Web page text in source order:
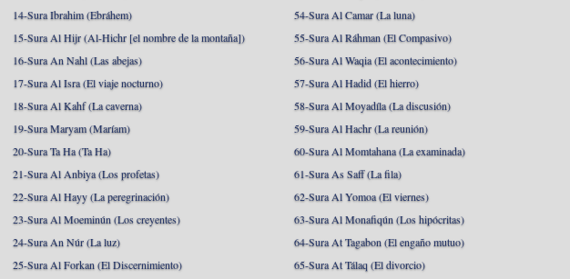
14-Sura Ibrahim (Ebráhem)
15-Sura Al Hijr (Al-Hichr [el nombre de la montaña])
16-Sura An Nahl (Las abejas)
17-Sura Al Isra (El viaje nocturno)
18-Sura Al Kahf (La caverna)
19-Sura Maryam (Maríam)
20-Sura Ta Ha (Ta Ha)
21-Sura Al Anbiya (Los profetas)
22-Sura Al Hayy (La peregrinación)
23-Sura Al Moeminún (Los creyentes)
24-Sura An Núr (La luz)
25-Sura Al Forkan (El Discernimiento)
54-Sura Al Camar (La luna)
55-Sura Al Ráhman (El Compasivo)
56-Sura Al Waqia (El acontecimiento)
57-Sura Al Hadid (El hierro)
58-Sura Al Moyadíla (La discusión)
59-Sura Al Hachr (La reunión)
60-Sura Al Momtahana (La examinada)
61-Sura As Saff (La fila)
62-Sura Al Yomoa (El viernes)
63-Sura Al Monafiqún (Los hipócritas)
64-Sura At Tagabon (El engaño mutuo)
65-Sura At Tálaq (El divorcio)